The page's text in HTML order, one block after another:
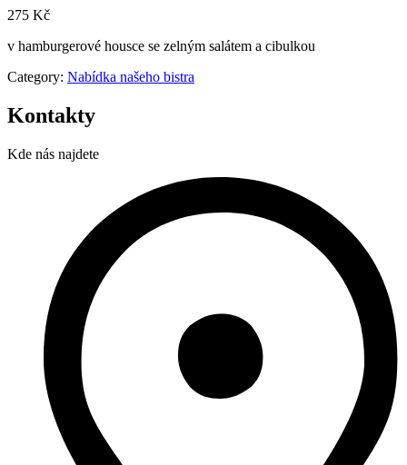
275 Kč
v hamburgerové housce se zelným salátem a cibulkou
Category: Nabídka našeho bistra
Kontakty
Kde nás najdete